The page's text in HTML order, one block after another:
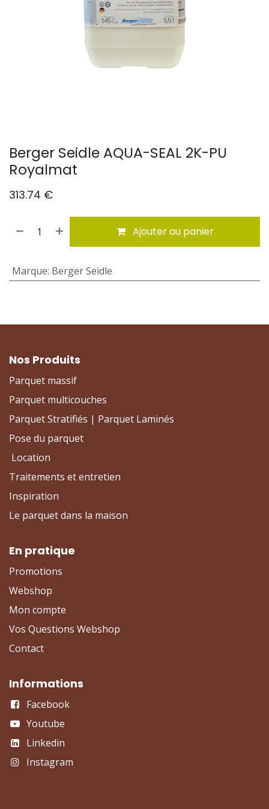
Berger Seidle AQUA-SEAL 2K-PU
Royalmat
313.74 €
Ajouter au panier
Marque: Berger Seidle
Nos Produits
Parquet massif
Parquet multicouches
Parquet Stratifiés | Parquet Laminés
Pose du parquet
Location
Traitements et entretien
Inspiration
Le parquet dans la maison
En pratique
Promotions
Webshop
Mon compte
Vos Questions Webshop
Contact
Informations
Facebook
Youtube
Linkedin
Instagram